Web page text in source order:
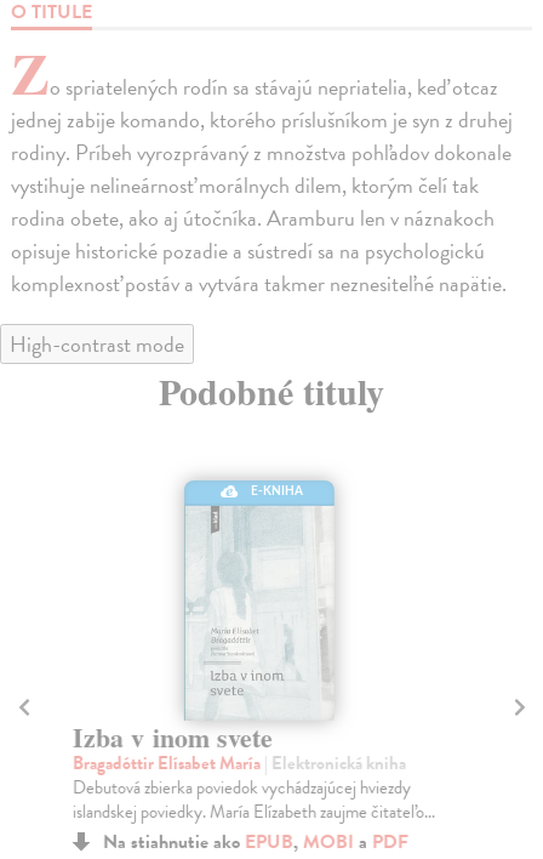
O TITULE
Zo spriatelených rodín sa stávajú nepriatelia, keď otcaz
jednej zabije komando, ktorého príslušníkom je syn z druhej
rodiny. Príbeh vyrozprávaný z množstva pohľadov dokonale
vystihuje nelineárnosť morálnych dilem, ktorým čelí tak
rodina obete, ako aj útočníka. Aramburu len v náznakoch
opisuje historické pozadie a sústredí sa na psychologickú
komplexnosť postáv a vytvára takmer neznesiteľné napätie.
High-contrast mode
Podobné tituly
E-KNIHA
Izba v inom svete
Bragadóttir Elísabet María| Elektronická kniha
Debutová zbierka poviedok vychádzajúcej hviezdy
islandskej poviedky. María Elízabeth zaujme čitateľo...
Na stiahnutie ako EPUB,MOBI a PDF